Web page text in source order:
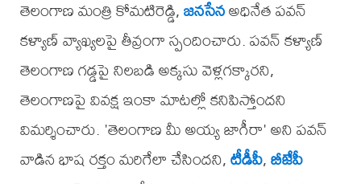
తెలంగాణ మంత్రి కోమటిరెడ్డి,జనసేనఅధినేత పవన్
కళ్యాణ్ వ్యాఖ్యలపై తీవ్రంగా స్పందించారు. పవన్ కళ్యాణ్
తెలంగాణ గడ్డపై నిలబడి అక్కసు వెళ్లగక్కారని,
తెలంగాణపై వివక్ష ఇంకా మాటల్లో కనిపిస్తోందని
విమర్శించారు. 'తెలంగాణ మీ అయ్య జాగీరా' అని పవన్
వాడిన భాష రక్తం మరిగేలా చేసిందని,టీడీపీ,బీజేపీ